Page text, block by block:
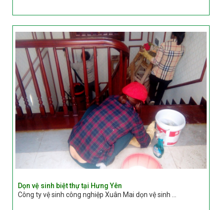
Dọn vệ sinh biệt thự tại Hưng Yên
Công ty vệ sinh công nghiệp Xuân Mai dọn vệ sinh ...